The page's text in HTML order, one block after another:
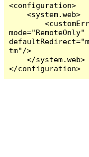
<configuration>
    <system.web>
        <customErrors
mode="RemoteOnly"
tm"/>
    </system.web>
</configuration>